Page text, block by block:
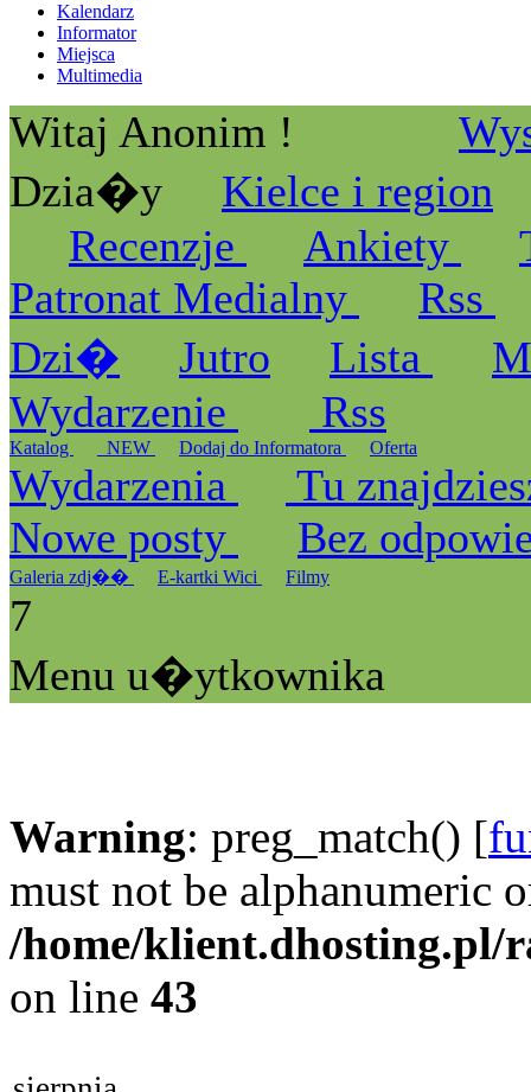
Kalendarz
Informator
Miejsca
Multimedia
Witaj Anonim !
Dzia�y
Kielce i region
Recenzje
Ankiety
Patronat Medialny
Rss
Dzi�
Jutro Lista
Wydarzenie
Rss
Katalog _NEW Dodaj do Informatora Oferta
Wydarzenia
Tu
Nowe posty
Bez
Galeria zdj�� E-kartki Wici Filmy
7
Menu u�ytkownika
Warning: preg_match() [
must not be alphanumeric
/home/klient.dhosting.pl/
on line 43